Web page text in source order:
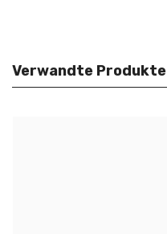
Verwandte Produkte